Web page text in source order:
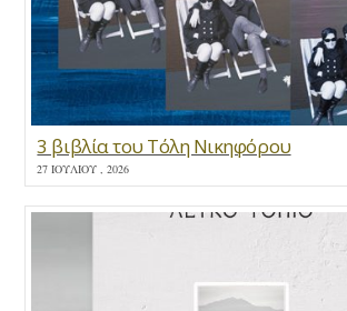
3 βιβλία του Τόλη Νικηφόρου
27 ΙΟΥΛΊΟΥ , 2026